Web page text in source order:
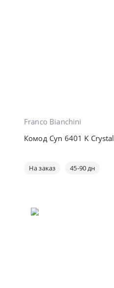
Franco Bianchini
Комод Cyn 6401 K Crystal
На заказ 45-90 дн